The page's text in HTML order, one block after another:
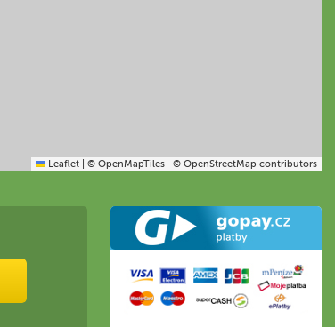
Leaflet © OpenMapTiles © OpenStreetMap contributors